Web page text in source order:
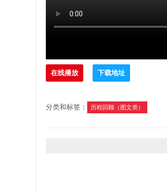
在线播放 下载地址
分类和标签： 历程回顾（图文类）